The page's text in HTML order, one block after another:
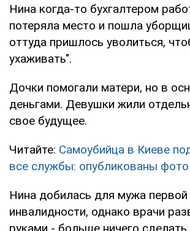
Нина когда-то бухгалтером
потеряла место и пошла
оттуда пришлось уволиться,
ухаживать".
Дочки помогали матери, но в
деньгами. Девушки жили
свое будущее.
Читайте: Самоубийца в Киеве
все службы: опубликованы фото
Нина добилась для мужа первой
инвалидности, однако врачи
руками - больше ничего